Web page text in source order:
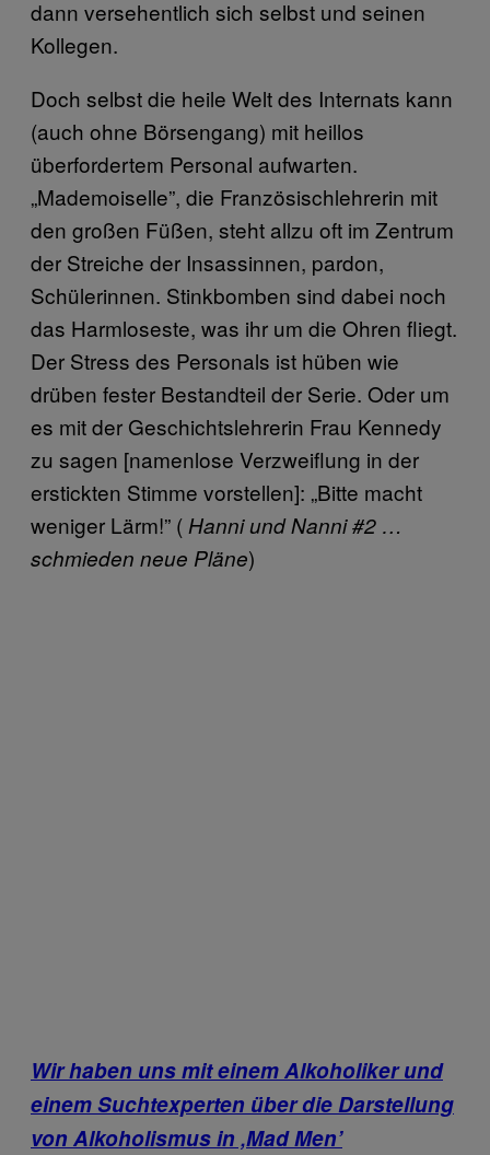
dann versehentlich sich selbst und seinen
Kollegen.
Doch selbst die heile Welt des Internats kann
(auch ohne Börsengang) mit heillos
überfordertem Personal aufwarten.
„Mademoiselle”, die Französischlehrerin mit
den großen Füßen, steht allzu oft im Zentrum
der Streiche der Insassinnen, pardon,
Schülerinnen. Stinkbomben sind dabei noch
das Harmloseste, was ihr um die Ohren fliegt.
Der Stress des Personals ist hüben wie
drüben fester Bestandteil der Serie. Oder um
es mit der Geschichtslehrerin Frau Kennedy
zu sagen [namenlose Verzweiflung in der
erstickten Stimme vorstellen]: „Bitte macht
weniger Lärm!” (Hanni und Nanni #2 …
schmieden neue Pläne)
Wir haben uns mit einem Alkoholiker und
einem Suchtexperten über die Darstellung
von Alkoholismus in ‚Mad Men’